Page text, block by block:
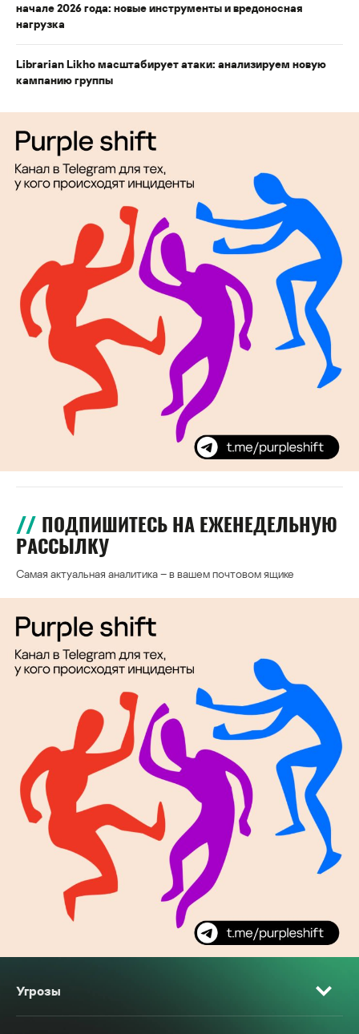
начале 2026 года: новые инструменты и вредоносная
нагрузка
Librarian Likho масштабирует атаки: анализируем новую
кампанию группы
ПОДПИШИТЕСЬ НА ЕЖЕНЕДЕЛЬНУЮ
РАССЫЛКУ
Самая актуальная аналитика – в вашем почтовом ящике
Угрозы